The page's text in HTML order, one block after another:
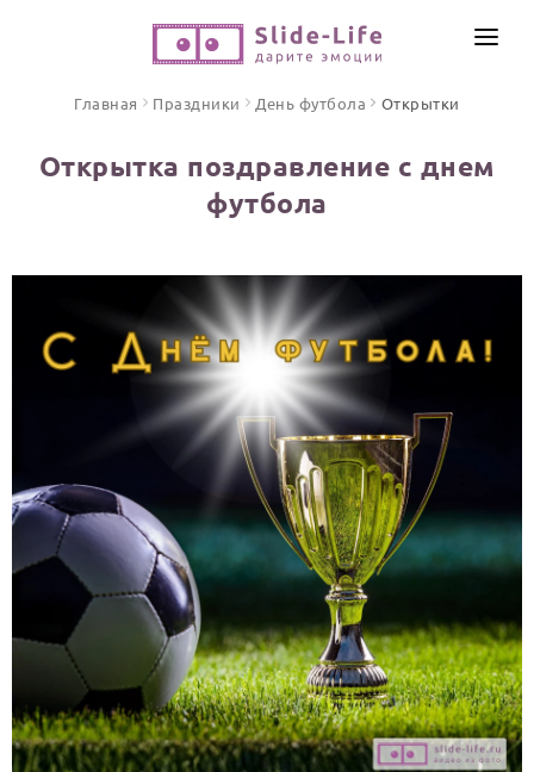
Песни поздравления
Открытки
Стихи и тексты
ПРАЗДНИКИ
С Днем рождения
Юбилей
Свадьба
Годовщина свадьбы
Календарь праздников
КОМУ
Женщине
Мужчине
ИНСТРУМЕНТЫ
ОТЗЫВЫ
Главная Праздники День футбола Открытки
Открытка поздравление с днем
футбола